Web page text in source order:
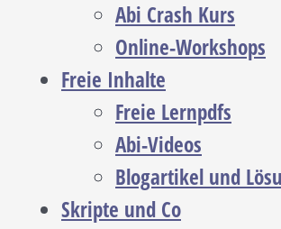
Abi Crash Kurs
Online-Workshops
Freie Inhalte
Freie Lernpdfs
Abi-Videos
Blogartikel und
Skripte und Co